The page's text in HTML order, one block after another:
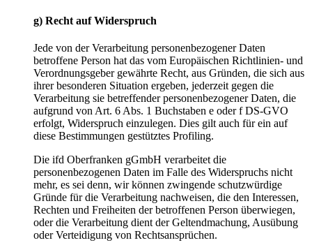
g) Recht auf Widerspruch
Jede von der Verarbeitung personenbezogener Daten
betroffene Person hat das vom Europäischen Richtlinien- und
Verordnungsgeber gewährte Recht, aus Gründen, die sich aus
ihrer besonderen Situation ergeben, jederzeit gegen die
Verarbeitung sie betreffender personenbezogener Daten, die
aufgrund von Art. 6 Abs. 1 Buchstaben e oder f DS-GVO
erfolgt, Widerspruch einzulegen. Dies gilt auch für ein auf
diese Bestimmungen gestütztes Profiling.
Die ifd Oberfranken gGmbH verarbeitet die
personenbezogenen Daten im Falle des Widerspruchs nicht
mehr, es sei denn, wir können zwingende schutzwürdige
Gründe für die Verarbeitung nachweisen, die den Interessen,
Rechten und Freiheiten der betroffenen Person überwiegen,
oder die Verarbeitung dient der Geltendmachung, Ausübung
oder Verteidigung von Rechtsansprüchen.